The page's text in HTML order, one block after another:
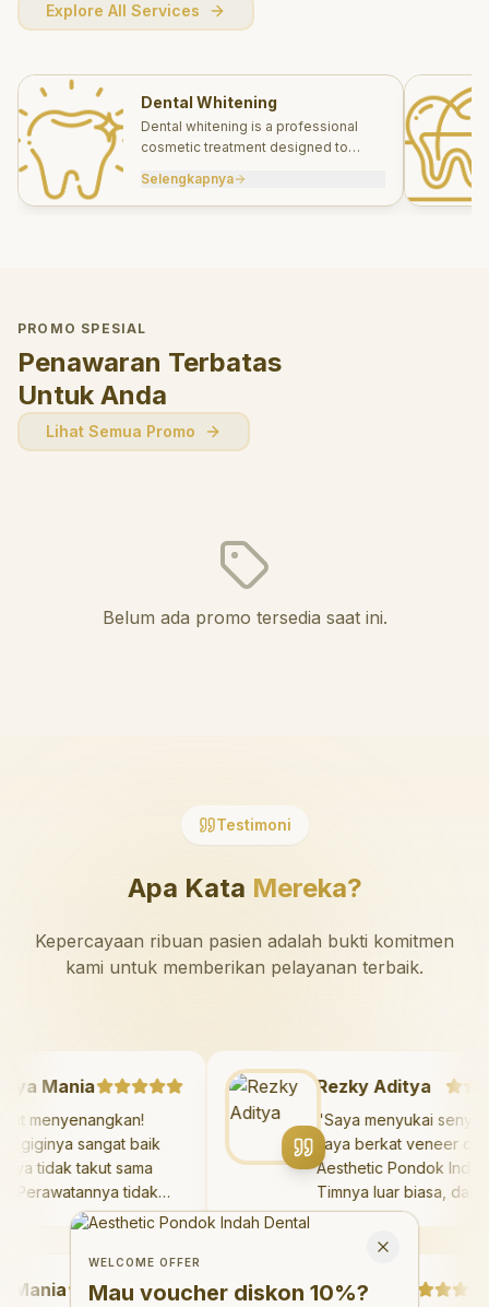
Explore All Services
Dental Whitening
Dental whitening is a professional
cosmetic treatment designed to
effectively.
Selengkapnya
PROMO SPESIAL
Penawaran Terbatas
Untuk Anda
Lihat Semua Promo
Belum ada promo tersedia saat ini.
Testimoni
Apa Kata Mereka?
Kepercayaan ribuan pasien adalah bukti komitmen
kami untuk memberikan pelayanan terbaik.
Mania
Sangat menyenangkan!
giginya sangat baik
saya tidak takut sama
Perawatannya tidak
dan saya bisa bermain
suka pergi ke dokter
sekarang!"
Rezky Aditya
"Saya menyukai
saya berkat veneer
Aesthetic Pondok
Timnya luar biasa,
hasilnya melebihi
saya. Saya
hari.
Welcome Offer
Mau voucher diskon <strong>10%</strong>?
WELCOME OFFER
Mau voucher diskon 10%?
Close